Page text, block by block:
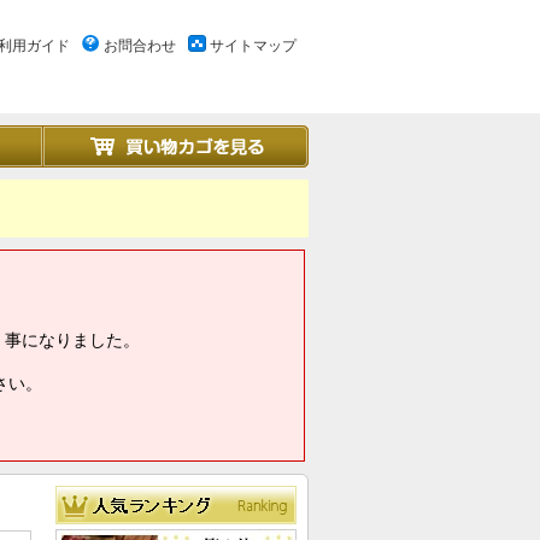
用ガイド お問合わせ サイトマップ
になりました。
。